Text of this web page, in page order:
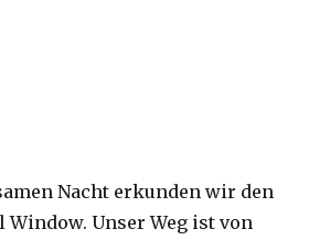
Nacht erkunden wir den
Unser Weg ist von